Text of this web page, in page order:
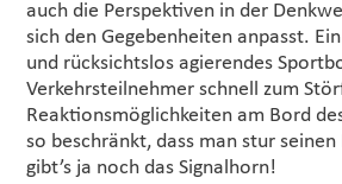
auch die Perspektiven in der
sich den Gegebenheiten anpasst.
und rücksichtslos agierendes
Verkehrsteilnehmer schnell zum
Reaktionsmöglichkeiten am Bord
so beschränkt, dass man stur
gibt’s ja noch das Signalhorn!